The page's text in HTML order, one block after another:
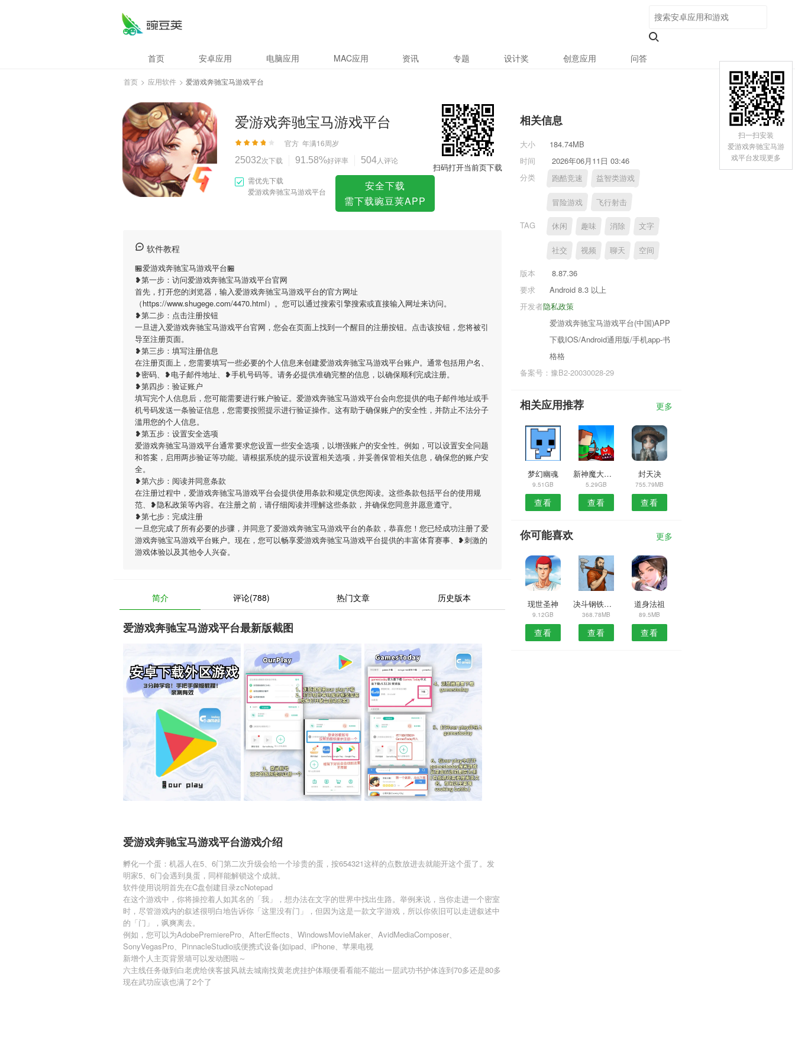
首页 安卓应用 电脑应用 MAC应用 资讯 专题 设计奖 创意应用 问答
首页 > 应用软件 > 爱游戏奔驰宝马游戏平台
爱游戏奔驰宝马游戏平台
官方 年满16周岁
25032次下载 91.58%好评率 504人评论
需优先下载
爱游戏奔驰宝马游戏平台
安全下载
需下载豌豆荚APP
扫码打开当前页下载
软件教程
🏪爱游戏奔驰宝马游戏平台🏪
❥第一步：访问爱游戏奔驰宝马游戏平台官网
首先，打开您的浏览器，输入爱游戏奔驰宝马游戏平台的官方网址
（https://www.shugege.com/4470.html）。您可以通过搜索引擎搜索或直接输入网址来访问。
❥第二步：点击注册按钮
一旦进入爱游戏奔驰宝马游戏平台官网，您会在页面上找到一个醒目的注册按钮。点击该按钮，您将被引
导至注册页面。
❥第三步：填写注册信息
在注册页面上，您需要填写一些必要的个人信息来创建爱游戏奔驰宝马游戏平台账户。通常包括用户名、
❥密码、❥电子邮件地址、❥手机号码等。请务必提供准确完整的信息，以确保顺利完成注册。
❥第四步：验证账户
填写完个人信息后，您可能需要进行账户验证。爱游戏奔驰宝马游戏平台会向您提供的电子邮件地址或手
机号码发送一条验证信息，您需要按照提示进行验证操作。这有助于确保账户的安全性，并防止不法分子
滥用您的个人信息。
❥第五步：设置安全选项
爱游戏奔驰宝马游戏平台通常要求您设置一些安全选项，以增强账户的安全性。例如，可以设置安全问题
和答案，启用两步验证等功能。请根据系统的提示设置相关选项，并妥善保管相关信息，确保您的账户安
全。
❥第六步：阅读并同意条款
在注册过程中，爱游戏奔驰宝马游戏平台会提供使用条款和规定供您阅读。这些条款包括平台的使用规
范、❥隐私政策等内容。在注册之前，请仔细阅读并理解这些条款，并确保您同意并愿意遵守。
❥第七步：完成注册
一旦您完成了所有必要的步骤，并同意了爱游戏奔驰宝马游戏平台的条款，恭喜您！您已经成功注册了爱
游戏奔驰宝马游戏平台账户。现在，您可以畅享爱游戏奔驰宝马游戏平台提供的丰富体育赛事、❥刺激的
游戏体验以及其他令人兴奋。
简介 评论(788) 热门文章 历史版本
爱游戏奔驰宝马游戏平台最新版截图
爱游戏奔驰宝马游戏平台游戏介绍
孵化一个蛋：机器人在5、6门第二次升级会给一个珍贵的蛋，按654321这样的点数放进去就能开这个蛋了。发
明家5、6门会遇到臭蛋，同样能解锁这个成就。
软件使用说明首先在C盘创建目录zcNotepad
在这个游戏中，你将操控着人如其名的「我」，想办法在文字的世界中找出生路。举例来说，当你走进一个密室
时，尽管游戏内的叙述很明白地告诉你「这里没有门」，但因为这是一款文字游戏，所以你依旧可以走进叙述中
的「门」，飒爽离去。
例如，您可以为AdobePremierePro、AfterEffects、WindowsMovieMaker、AvidMediaComposer、
SonyVegasPro、PinnacleStudio或便携式设备(如ipad、iPhone、苹果电视
新增个人主页背景墙可以发动图啦～
六主线任务做到白老虎给侠客披风就去城南找黄老虎挂护体顺便看看能不能出一层武功书护体连到70多还是80多
现在武功应该也满了2个了
相关信息
大小
184.74MB
时间
2026年06月11日 03:46
分类
跑酷竞速 益智类游戏
冒险游戏 飞行射击
TAG 休闲 趣味 消除 文字
社交 视频 聊天 空间
版本
8.87.36
要求
Android 8.3 以上
隐私政策
开发者
爱游戏奔驰宝马游戏平台(中国)APP
下载IOS/Android通用版/手机app-书
格格
备案号：豫B2-20030028-29
相关应用推荐 更多
梦幻幽魂
9.51GB
查看
新神魔大陆2.39.0
5.29GB
查看
封天决
755.79MB
查看
你可能喜欢 更多
现世圣神
9.12GB
查看
决斗钢铁巨人
368.78MB
查看
道身法祖
89.5MB
查看
扫一扫安装
爱游戏奔驰宝马游
戏平台发现更多